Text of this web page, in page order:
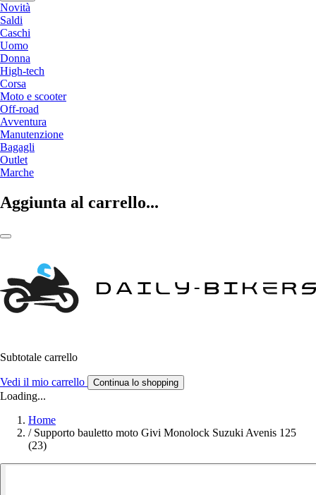
Novità
Saldi
Caschi
Uomo
Donna
High-tech
Corsa
Moto e scooter
Off-road
Avventura
Manutenzione
Bagagli
Outlet
Marche
Aggiunta al carrello...
Subtotale carrello
Vedi il mio carrello Continua lo shopping
Loading...
Home
/ Supporto bauletto moto Givi Monolock Suzuki Avenis 125
(23)